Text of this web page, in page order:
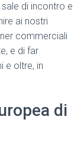
di incontro e
ai nostri
commerciali
e di far
e oltre, in
di